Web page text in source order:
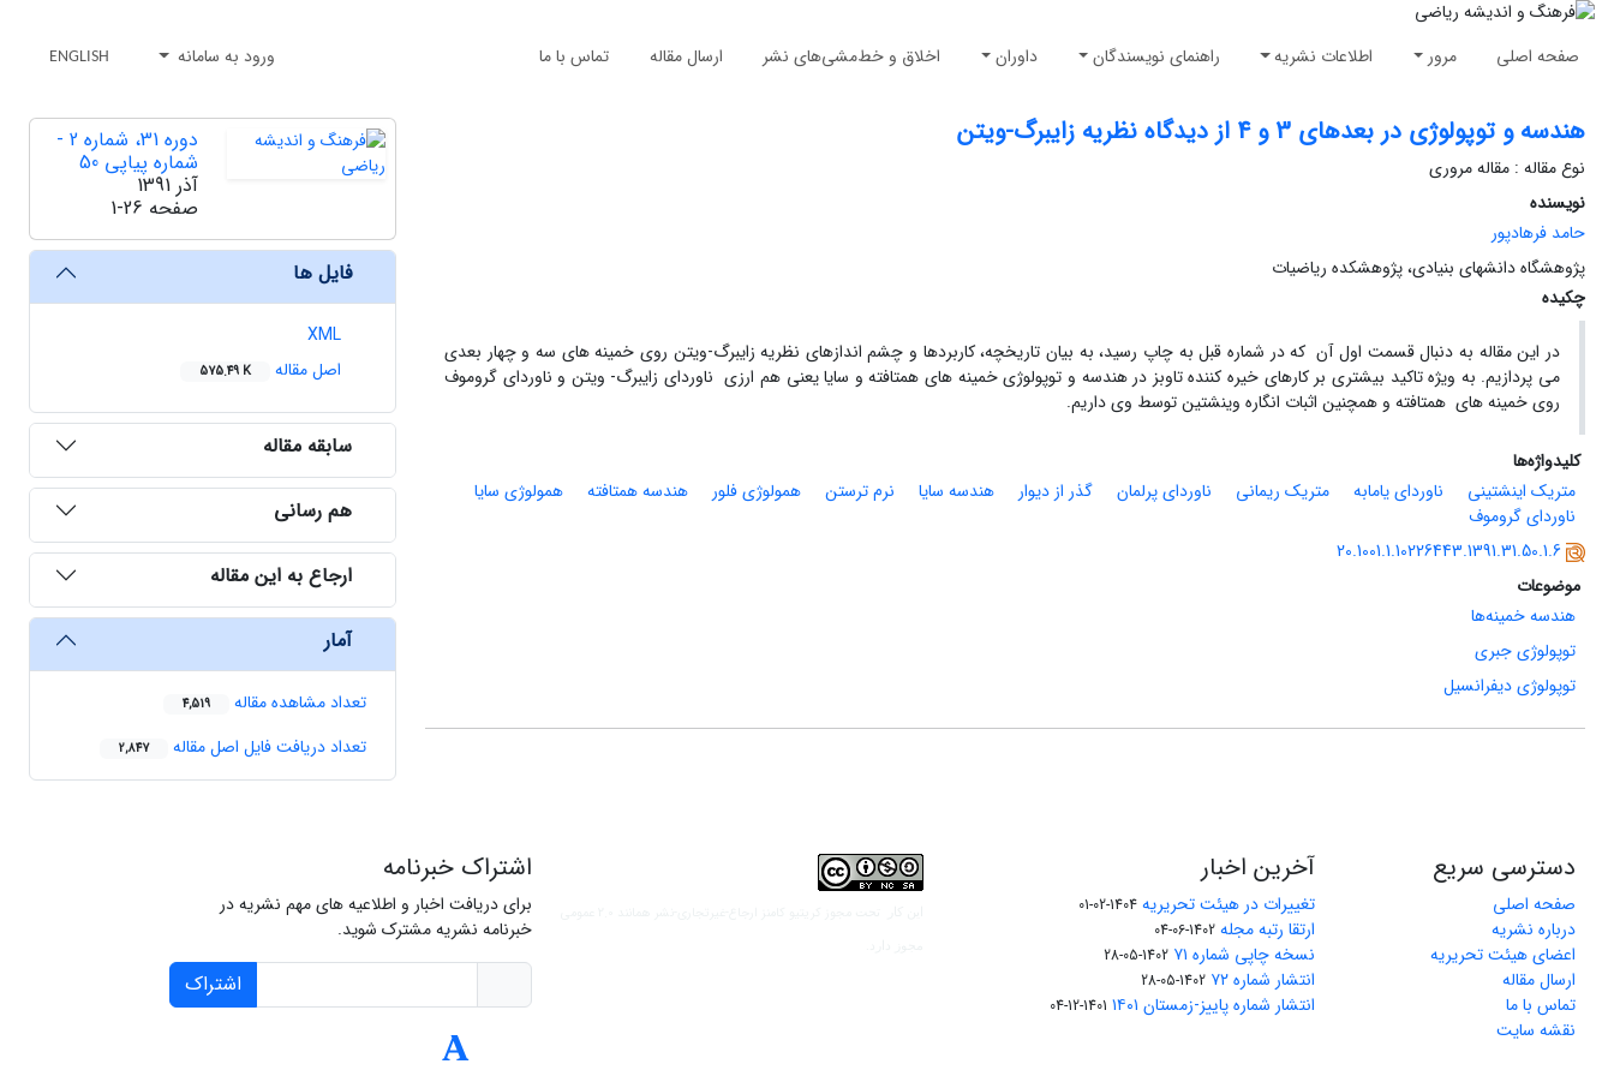
صفحه اصلی مرور اطلاعات نشریه راهنمای نویسندگان داوران اخلاق و خط‌مشی‌های نشر ارسال مقاله تماس با ما ورود به سامانه ENGLISH
هندسه و توپولوژی در بعدهای 3 و 4 از دیدگاه نظریه زایبرگ-ویتن
نوع مقاله : مقاله مروری
نویسنده
حامد فرهادپور
پژوهشگاه دانشهای بنیادی، پژوهشکده ریاضیات
چکیده
در این مقاله به دنبال قسمت اول آن که در شماره قبل به چاپ رسید، به بیان تاریخچه، کاربردها و چشم اندازهای نظریه زایبرگ-ویتن روی خمینه های سه و چهار بعدی
می پردازیم. به ویژه تاکید بیشتری بر کارهای خیره کننده تاوبز در هندسه و توپولوژی خمینه های همتافته و سایا یعنی هم ارزی ناوردای زایبرگ- ویتن و ناوردای گروموف
روی خمینه های همتافته و همچنین اثبات انگاره وینشتین توسط وی داریم.
کلیدواژه‌ها
متریک اینشتینی
ناوردای یامابه متریک ریمانی ناوردای پرلمان گذر از دیوار هندسه سایا نرم ترستن همولوژی فلور هندسه همتافته
همولوژی سایا
ناوردای گروموف
20.1001.1.10226443.1391.31.50.1.6
موضوعات
هندسه خمینه‌ها
توپولوژی جبری
توپولوژی دیفرانسیل
دوره 31، شماره 2 -
شماره پیاپی 50
آذر 1391
صفحه 1-26
فایل ها
XML
اصل مقاله
575.49 K
سابقه مقاله
هم رسانی
ارجاع به این مقاله
آمار
تعداد مشاهده مقاله 4,519
تعداد دریافت فایل اصل مقاله 2,847
دسترسی سریع
صفحه اصلی
درباره نشریه
اعضای هیئت تحریریه
ارسال مقاله
تماس با ما
نقشه سایت
آخرین اخبار
تغییرات در هیئت تحریریه 1404-02-01
ارتقا رتبه مجله 1402-06-04
نسخه چاپی شماره ۷۱ 1402-05-28
انتشار شماره ۷۲ 1402-05-28
انتشار شماره پاییز-زمستان ۱۴۰۱ 1401-12-04
اشتراک خبرنامه
برای دریافت اخبار و اطلاعیه های مهم نشریه در
خبرنامه نشریه مشترک شوید.
اشتراک